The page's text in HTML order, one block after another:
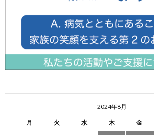
2024年8月
月 火 水 木 金